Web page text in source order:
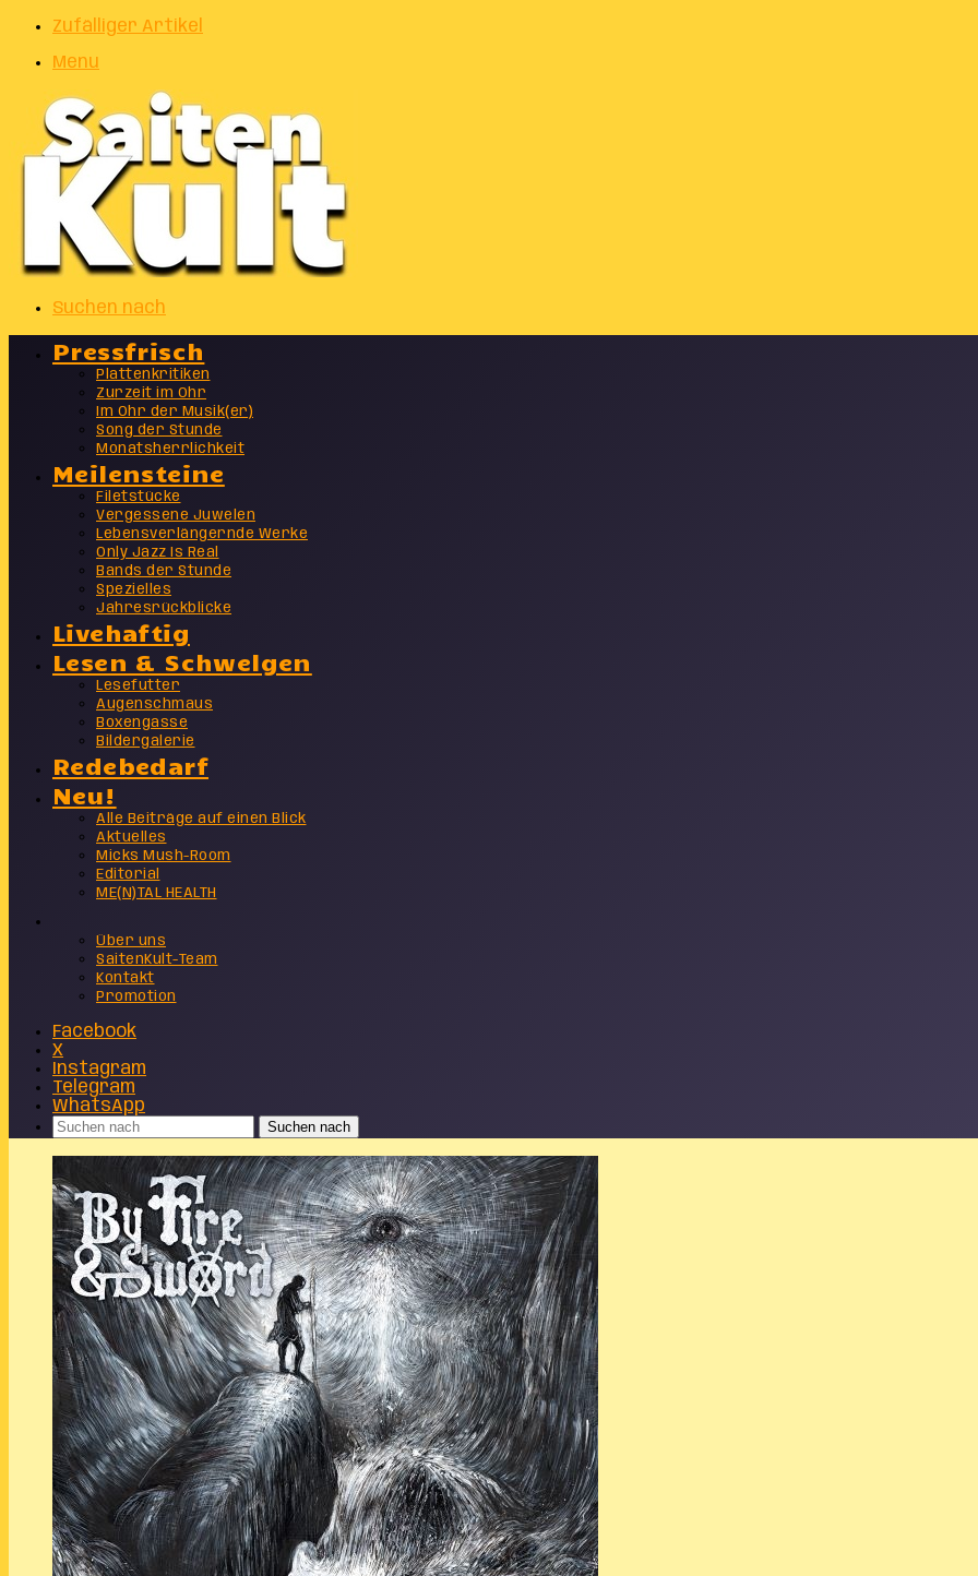
Zufälliger Artikel
Menu
Suchen nach
Pressfrisch
Plattenkritiken
Zurzeit im Ohr
Im Ohr der Musik(er)
Song der Stunde
Monatsherrlichkeit
Meilensteine
Filetstücke
Vergessene Juwelen
Lebensverlängernde Werke
Only Jazz Is Real
Bands der Stunde
Spezielles
Jahresrückblicke
Livehaftig
Lesen & Schwelgen
Lesefutter
Augenschmaus
Boxengasse
Bildergalerie
Redebedarf
Neu!
Alle Beiträge auf einen Blick
Aktuelles
Micks Mush-Room
Editorial
ME(N)TAL HEALTH
Über uns
SaitenKult-Team
Kontakt
Promotion
Facebook
X
Instagram
Telegram
WhatsApp
Suchen nach